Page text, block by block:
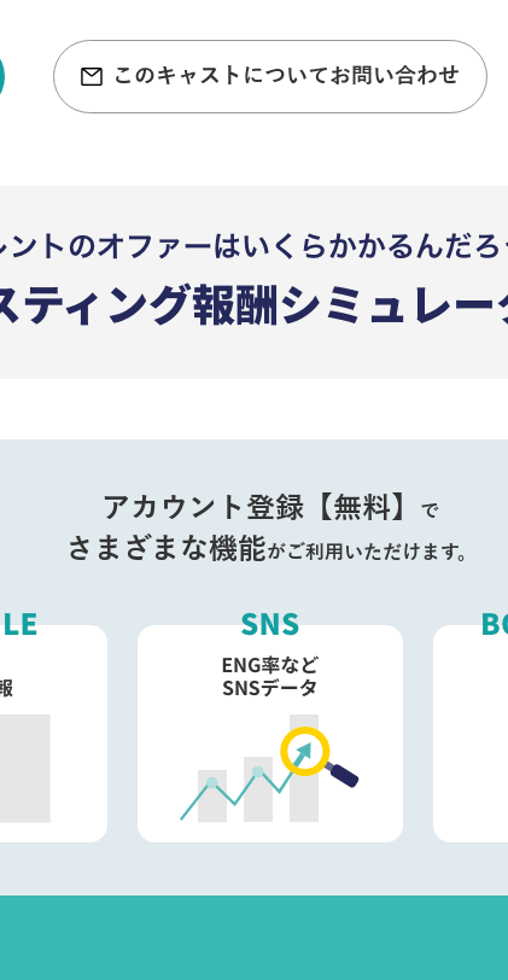
このキャストについてお問い合わせ
アカウント登録【無料】 で
さまざまな機能がご利用いただけます。